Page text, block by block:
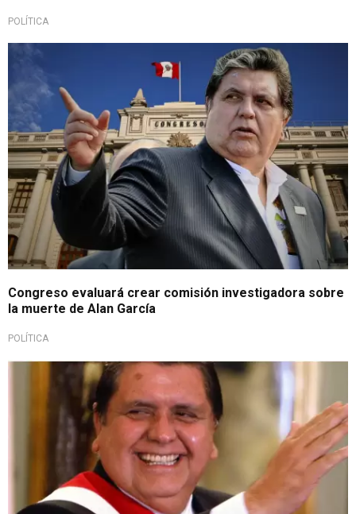
POLÍTICA
Congreso evaluará crear comisión investigadora sobre
la muerte de Alan García
POLÍTICA
Impactante revelación